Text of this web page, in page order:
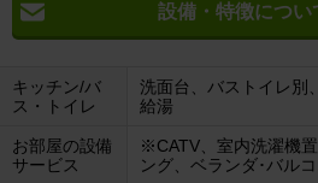
設備・特徴につい
キッチン/バ
ス・トイレ
洗面台、バストイレ別
給湯
お部屋の設備
サービス
※CATV、室内洗濯機
ング、ベランダ･バル